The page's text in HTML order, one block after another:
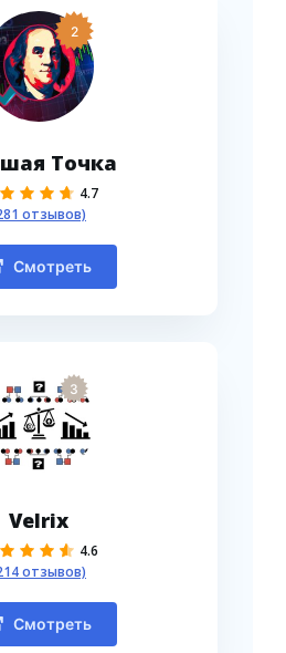
2
Точка
4.7
отзывов)
Смотреть
3
Velrix
4.6
отзывов)
Смотреть